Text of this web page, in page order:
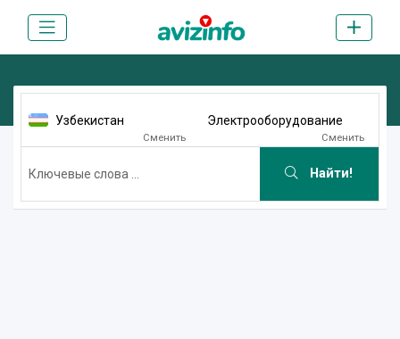
Узбекистан
Сменить
Электрооборудование
Сменить
Найти!